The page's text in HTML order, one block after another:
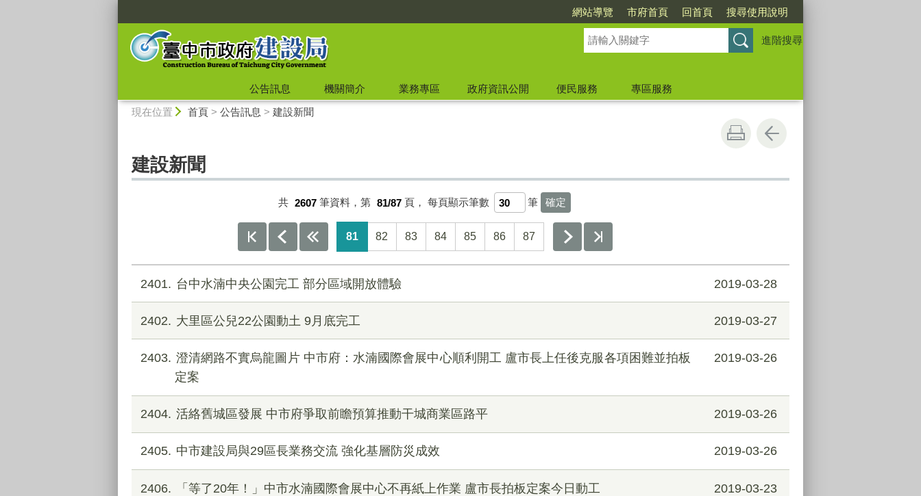
網站導覽 市府首頁 回首頁 搜尋使用說明
進階搜尋
公告訊息 機關簡介 業務專區 政府資訊公開 便民服務
專區服務
現在位置 首頁> 公告訊息 > 建設新聞
建設新聞
共 2607 筆資料，第 81/87 頁， 每頁顯示筆數 筆
81 82 83 84 85 86 87
2401 台中水湳中央公園完工 部分區域開放體驗 2019-03-28
2402 大里區公兒22公園動土 9月底完工 2019-03-27
2403
澄清網路不實烏龍圖片 中市府：水湳國際會展中心順利開工 盧市長上任後克服各項困難並拍板
定案
2019-03-26
2404 活絡舊城區發展 中市府爭取前瞻預算推動干城商業區路平 2019-03-26
2405 中市建設局與29區長業務交流 強化基層防災成效 2019-03-26
2406 「等了20年！」中市水湳國際會展中心不再紙上作業 盧市長拍板定案今日動工 2019-03-23